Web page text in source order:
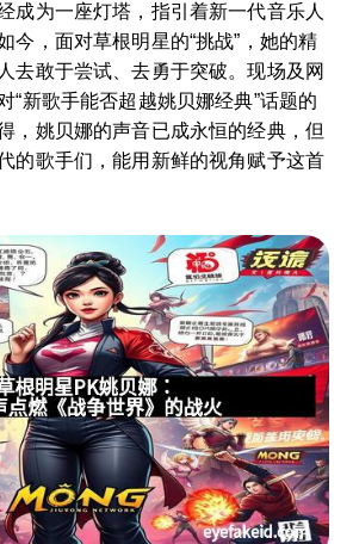
成为一座灯塔，指引着新一代音乐人
今，面对草根明星的“挑战”，她的精
去敢于尝试、去勇于突破。现场及网
“新歌手能否超越姚贝娜经典”话题的
，姚贝娜的声音已成永恒的经典，但
的歌手们，能用新鲜的视角赋予这首